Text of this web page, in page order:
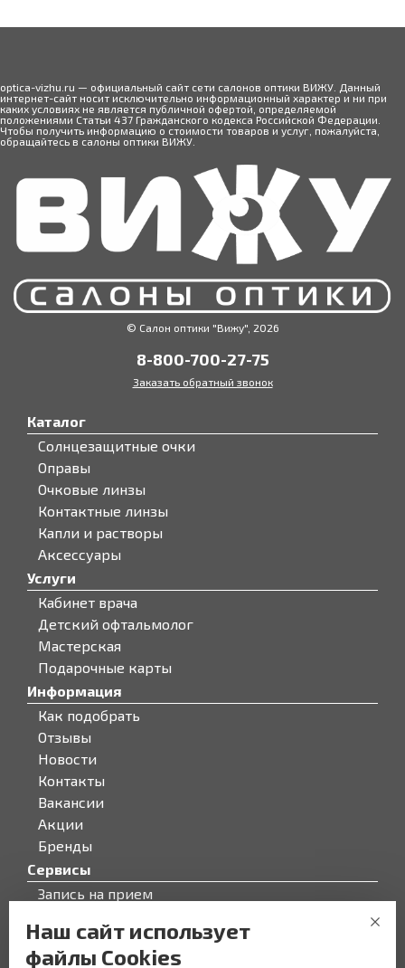
optica-vizhu.ru — официальный сайт сети салонов оптики ВИЖУ. Данный
интернет-сайт носит исключительно информационный характер и ни при
каких условиях не является публичной офертой, определяемой
положениями Статьи 437 Гражданского кодекса Российской Федерации.
Чтобы получить информацию о стоимости товаров и услуг, пожалуйста,
обращайтесь в салоны оптики ВИЖУ.
© Салон оптики "Вижу", 2026
8-800-700-27-75
Заказать обратный звонок
Каталог
Солнцезащитные очки
Оправы
Очковые линзы
Контактные линзы
Капли и растворы
Аксессуары
Услуги
Кабинет врача
Детский офтальмолог
Мастерская
Подарочные карты
Информация
Как подобрать
Отзывы
Новости
Контакты
Вакансии
Акции
Бренды
Сервисы
Запись на прием
О компании
О компании
Наш сайт использует
файлы Cookies